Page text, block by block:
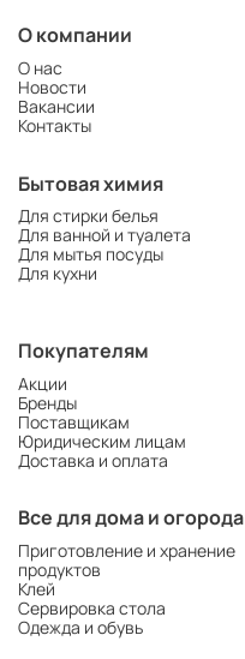
О компании
О нас
Новости
Вакансии
Контакты
Бытовая химия
Для стирки белья
Для ванной и туалета
Для мытья посуды
Для кухни
Покупателям
Акции
Бренды
Поставщикам
Юридическим лицам
Доставка и оплата
Все для дома и огорода
Приготовление и хранение
продуктов
Клей
Сервировка стола
Одежда и обувь